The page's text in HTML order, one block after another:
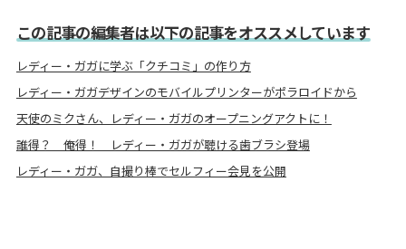
この記事の編集者は以下の記事をオススメしています
レディー・ガガに学ぶ「クチコミ」の作り方
レディー・ガガデザインのモバイルプリンターがポラロイドから
天使のミクさん、レディー・ガガのオープニングアクトに！
誰得？ 俺得！ レディー・ガガが聴ける歯ブラシ登場
レディー・ガガ、自撮り棒でセルフィー会見を公開